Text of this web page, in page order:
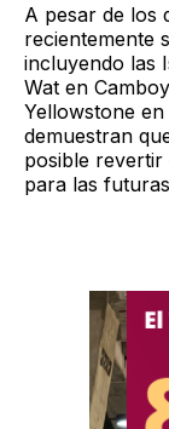
A pesar de los
recientemente
incluyendo las
Wat en
Yellowstone en
demuestran
posible
para las